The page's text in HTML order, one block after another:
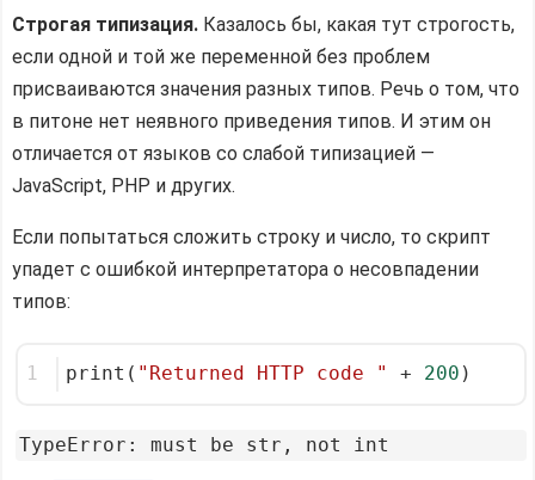
Строгая типизация. Казалось бы, какая тут строгость,
если одной и той же переменной без проблем
присваиваются значения разных типов. Речь о том, что
в питоне нет неявного приведения типов. И этим он
отличается от языков со слабой типизацией —
JavaScript, PHP и других.
Если попытаться сложить строку и число, то скрипт
упадет с ошибкой интерпретатора о несовпадении
типов:
1 print( "Returned HTTP code " + 200 )